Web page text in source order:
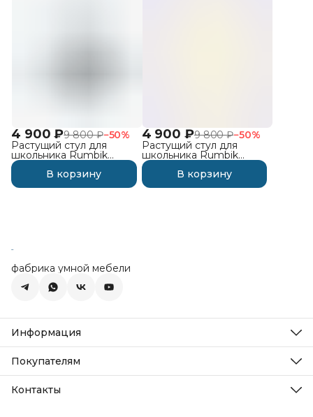
4 900 ₽9 800 ₽−50%
Растущий стул для
школьника Rumbik
Smart, серый
В корзину
4 900 ₽9 800 ₽−50%
Растущий стул для
школьника Rumbik
Smart, белая берёза
В корзину
фабрика умной мебели
Информация
Новости
Политика Cookie
Покупателям
Как оплатить
Контакты